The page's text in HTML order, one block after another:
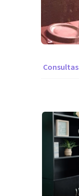
Consultas